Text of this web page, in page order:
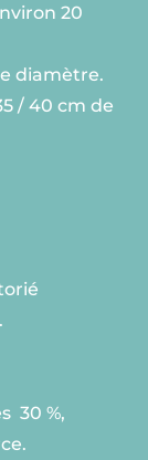
20
diamètre.
/ 40 cm de
30 %,